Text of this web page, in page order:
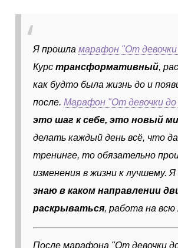
Я прошла марафон "От
Курс трансформативный,
как будто была жизнь до и
после. Марафон "От девочки
это шаг к себе, это новый
делать каждый день всё, что
тренинге, то обязательно
изменения в жизни к лучшему. Я
знаю в каком направлении
раскрываться, работа на всю
После марафона "От девочки